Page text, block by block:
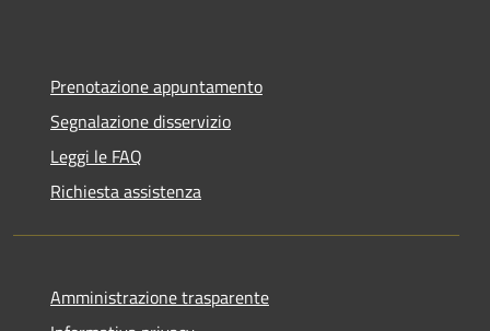
Prenotazione appuntamento
Segnalazione disservizio
Leggi le FAQ
Richiesta assistenza
Amministrazione trasparente